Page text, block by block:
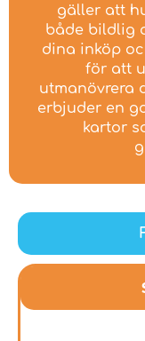
gäller att
både bildlig
dina inköp
för att
utmanövrera
erbjuder en
kartor